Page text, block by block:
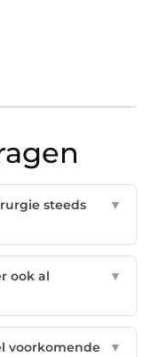
steeds
▼
ook al
▼
voorkomende
▼